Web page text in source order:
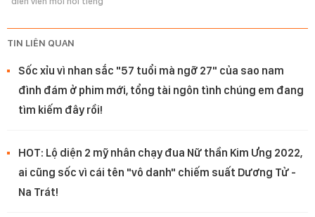
TIN LIÊN QUAN
Sốc xỉu vì nhan sắc "57 tuổi mà ngỡ 27" của sao nam
đình đám ở phim mới, tổng tài ngôn tình chúng em đang
tìm kiếm đây rồi!
HOT: Lộ diện 2 mỹ nhân chạy đua Nữ thần Kim Ưng 2022,
ai cũng sốc vì cái tên "vô danh" chiếm suất Dương Tử -
Na Trát!